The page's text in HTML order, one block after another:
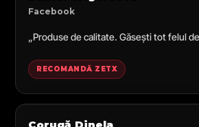
Facebook
„Produse de calitate. Găsești tot felul
RECOMANDĂ ZETX